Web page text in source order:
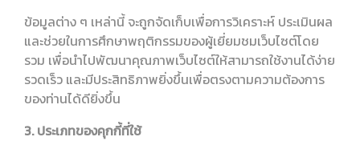
ข้อมูลต่าง ๆ เหล่านี้ จะถูกจัดเก็บเพื่อการวิเคราะห์ ประเมินผล
และช่วยในการศึกษาพฤติกรรมของผู้เยี่ยมชมเว็บไซต์โดย
รวม เพื่อนำไปพัฒนาคุณภาพเว็บไซต์ให้สามารถใช้งานได้ง่าย
รวดเร็ว และมีประสิทธิภาพยิ่งขึ้นเพื่อตรงตามความต้องการ
ของท่านได้ดียิ่งขึ้น
3. ประเภทของคุกกี้ที่ใช้